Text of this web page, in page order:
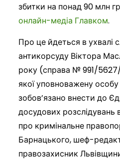
збитки на понад 90 млн
онлайн-медіа Главком.
Про це йдеться в ухвалі
антикорсуду Віктора
року (справа № 991/
якої уповноважену
зобов’язано внести до
досудових розслідувань
про кримінальне
Барнацького, шеф-
правозахисник